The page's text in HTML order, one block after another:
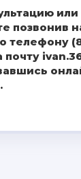
или
позвонив
телефону
почту